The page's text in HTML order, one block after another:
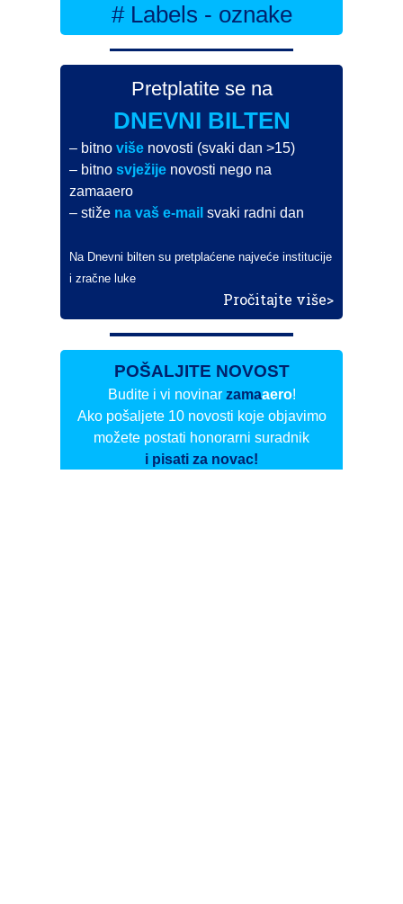
# Labels - oznake
Pretplatite se na
DNEVNI BILTEN
– bitnoviše novosti (svaki dan >15)
– bitnosvježije novosti nego na
zamaaero
– stiže na vaš e-mail svaki radni dan
Na Dnevni bilten su pretplaćene najveće institucije
i zračne luke
Pročitajte više>
POŠALJITE NOVOST
Budite i vi novinar zamaaero!
Ako pošaljete 10 novosti koje objavimo
možete postati honorarni suradnik
i pisati za novac!